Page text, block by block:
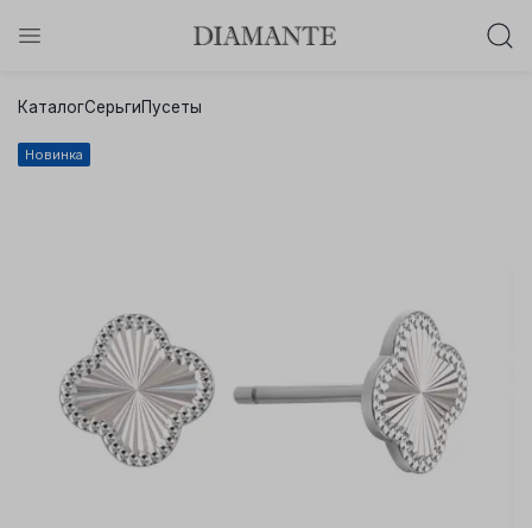
КаталогСерьгиПусеты
Новинка